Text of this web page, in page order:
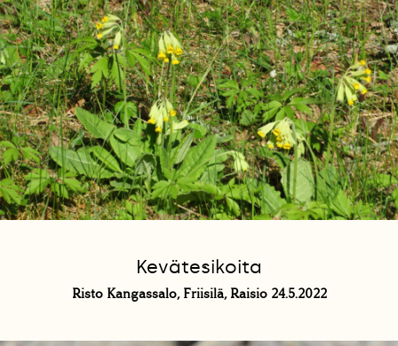
Kevätesikoita
Risto Kangassalo, Friisilä, Raisio 24.5.2022